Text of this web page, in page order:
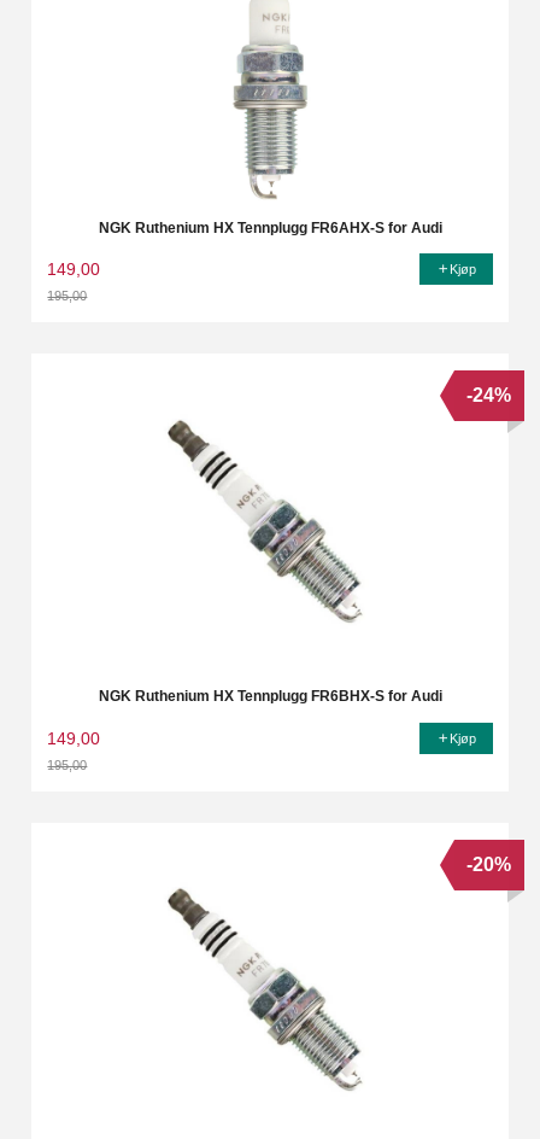
NGK Ruthenium HX Tennplugg FR6AHX-S for Audi
149,00
195,00
Kjøp
NGK Ruthenium HX Tennplugg FR6BHX-S for Audi
149,00
195,00
-24%
Kjøp
-20%